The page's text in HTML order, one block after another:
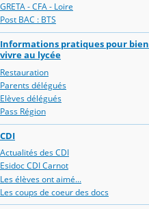
GRETA - CFA - Loire
Post BAC : BTS
Informations pratiques pour bien
vivre au lycée
Restauration
Parents délégués
Elèves délégués
Pass Région
CDI
Actualités des CDI
Esidoc CDI Carnot
Les élèves ont aimé...
Les coups de coeur des docs